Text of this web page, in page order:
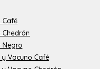
Café
Chedrón
Negro
Vacuno Café